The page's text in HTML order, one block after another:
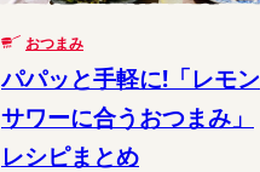
おつまみ
パパッと手軽に!「レモン
サワーに合うおつまみ」
レシピまとめ